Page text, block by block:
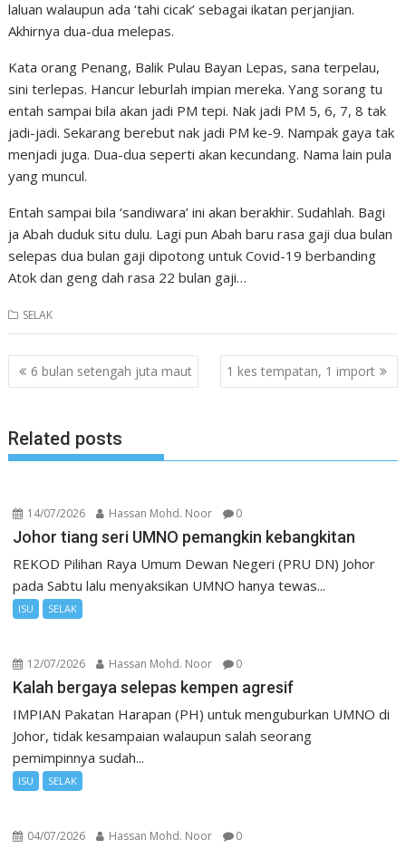
laluan walaupun ada ‘tahi cicak’ sebagai ikatan perjanjian.
Akhirnya dua-dua melepas.
Kata orang Penang, Balik Pulau Bayan Lepas, sana terpelau,
sini terlepas. Hancur leburlah impian mereka. Yang sorang tu
entah sampai bila akan jadi PM tepi. Nak jadi PM 5, 6, 7, 8 tak
jadi-jadi. Sekarang berebut nak jadi PM ke-9. Nampak gaya tak
menjadi juga. Dua-dua seperti akan kecundang. Nama lain pula
yang muncul.
Entah sampai bila ‘sandiwara’ ini akan berakhir. Sudahlah. Bagi
ja Abah duduk situ dulu. Lagi pun Abah baru rasa gaji dua bulan
selepas dua bulan gaji dipotong untuk Covid-19 berbanding
Atok dan geng dah rasa 22 bulan gaji…
SELAK
Post
navigation
6 bulan setengah juta maut 1 kes tempatan, 1 import
Related posts
14/07/2026 Hassan Mohd. Noor 0
Johor tiang seri UMNO pemangkin kebangkitan
REKOD Pilihan Raya Umum Dewan Negeri (PRU DN) Johor
pada Sabtu lalu menyaksikan UMNO hanya tewas...
ISU SELAK
12/07/2026 Hassan Mohd. Noor 0
Kalah bergaya selepas kempen agresif
IMPIAN Pakatan Harapan (PH) untuk menguburkan UMNO di
Johor, tidak kesampaian walaupun salah seorang
pemimpinnya sudah...
ISU SELAK
04/07/2026 Hassan Mohd. Noor 0